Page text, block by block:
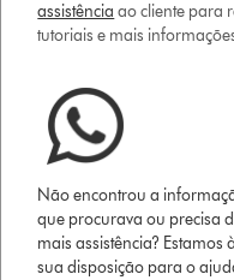
assistência ao cliente para
tutoriais e mais
Não encontrou a
que procurava ou precisa
mais assistência? Estamos à
sua disposição para o